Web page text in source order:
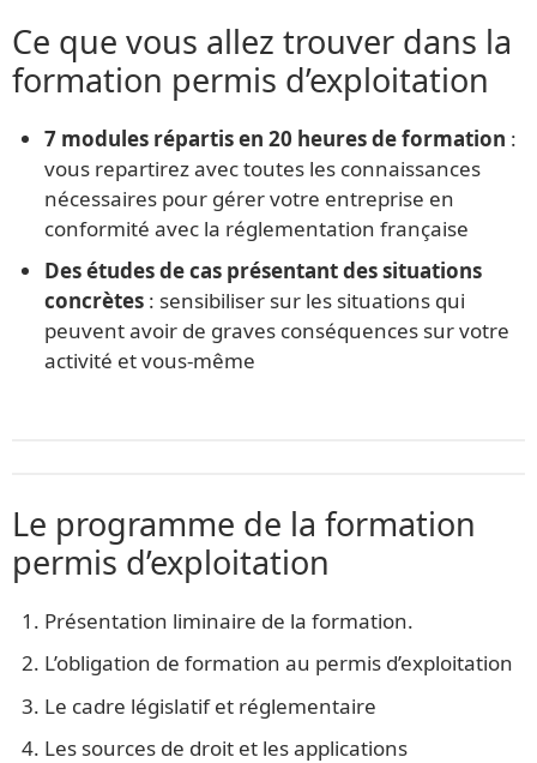
Ce que vous allez trouver dans la
formation permis d’exploitation
7 modules répartis en 20 heures de formation :
vous repartirez avec toutes les connaissances
nécessaires pour gérer votre entreprise en
conformité avec la réglementation française
Des études de cas présentant des situations
concrètes : sensibiliser sur les situations qui
peuvent avoir de graves conséquences sur votre
activité et vous-même
Le programme de la formation
permis d’exploitation
Présentation liminaire de la formation.
L’obligation de formation au permis d’exploitation
Le cadre législatif et réglementaire
Les sources de droit et les applications